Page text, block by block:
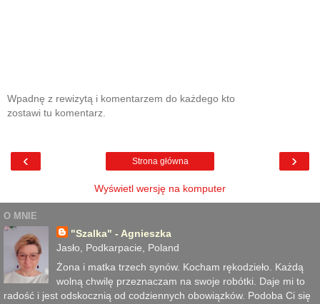
Wpadnę z rewizytą i komentarzem do każdego kto
zostawi tu komentarz.
‹ ›
Strona główna
Wyświetl wersję na komputer
O MNIE
"Szalka" - Agnieszka
Jasło, Podkarpacie, Poland
Żona i matka trzech synów. Kocham rękodzieło. Każdą
wolną chwilę przeznaczam na swoje robótki. Daje mi to
radość i jest odskocznią od codziennych obowiązków. Podoba Ci się